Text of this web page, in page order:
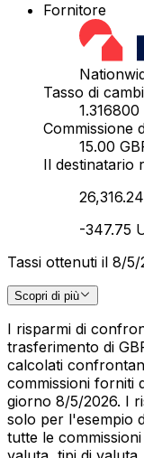
Fornitore
Tasso di
1.316800
Commissione
15.00
Il destinatario
-347.75
Tassi ottenuti il 8/5/
Scopri di più
I risparmi di
trasferimento di
calcolati
commissioni forniti
giorno 8/5/2026. I
solo per l'esempio
tutte le